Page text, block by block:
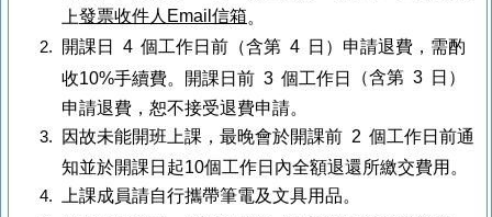
上發票收件人Email信箱。
開課日 4 個工作日前（含第 4 日）申請退費，需酌
收10%手續費。開課日前 3 個工作日 （含第 3 日）
申請退費，恕不接受退費申請。
因故未能開班上課，最晚會於開課前 2 個工作日前通
知並於開課日起10個工作日內全額退還所繳交費用。
上課成員請自行攜帶筆電及文具用品。